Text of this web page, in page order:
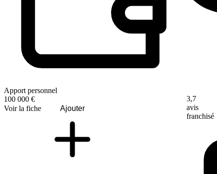
Apport personnel
100 000 €
Voir la fiche
Ajouter
3,7
avis
franchisé